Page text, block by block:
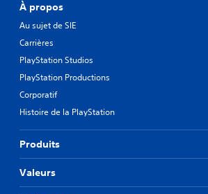
À propos
Au sujet de SIE
Carrières
PlayStation Studios
PlayStation Productions
Corporatif
Histoire de la PlayStation
Produits
Valeurs